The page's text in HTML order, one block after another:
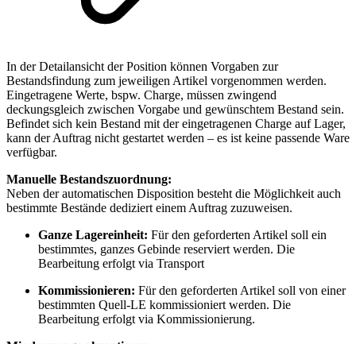
In der Detailansicht der Position können Vorgaben zur
Bestandsfindung zum jeweiligen Artikel vorgenommen werden.
Eingetragene Werte, bspw. Charge, müssen zwingend
deckungsgleich zwischen Vorgabe und gewünschtem Bestand sein.
Befindet sich kein Bestand mit der eingetragenen Charge auf Lager,
kann der Auftrag nicht gestartet werden – es ist keine passende Ware
verfügbar.
Manuelle Bestandszuordnung:
Neben der automatischen Disposition besteht die Möglichkeit auch
bestimmte Bestände dediziert einem Auftrag zuzuweisen.
Ganze Lagereinheit: Für den geforderten Artikel soll ein
bestimmtes, ganzes Gebinde reserviert werden. Die
Bearbeitung erfolgt via Transport
Kommissionieren: Für den geforderten Artikel soll von einer
bestimmten Quell-LE kommissioniert werden. Die
Bearbeitung erfolgt via Kommissionierung.